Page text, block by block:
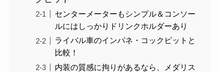
センターメーターもシンプル＆コンソー
ルにはしっかりドリンクホルダーあり
ライバル車のインパネ・コックピットと
比較！
内装の質感に拘りがあるなら、メダリス